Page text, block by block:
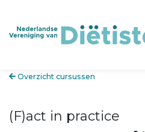
Overzicht cursussen
(F)act in practice